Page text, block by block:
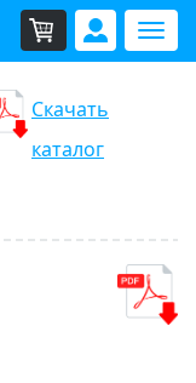
Скачать
каталог